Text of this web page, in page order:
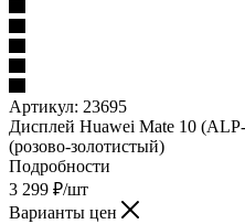
Артикул: 23695
Дисплей Huawei Mate 10
(розово-золотистый)
Подробности
3 299 ₽/шт
Варианты цен